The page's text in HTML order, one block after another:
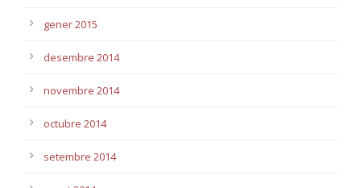
gener 2015
desembre 2014
novembre 2014
octubre 2014
setembre 2014